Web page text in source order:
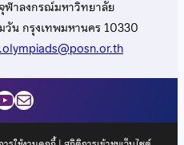
ฬาลงกรณ์มหาวิทยาลัย
น กรุงเทพมหานคร 10330
Mail